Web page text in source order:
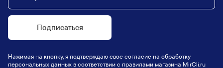
Подписаться
Нажимая на кнопку, я подтверждаю свое согласие на обработку
персональных данных в соответствии с правилами магазина MirCli.ru